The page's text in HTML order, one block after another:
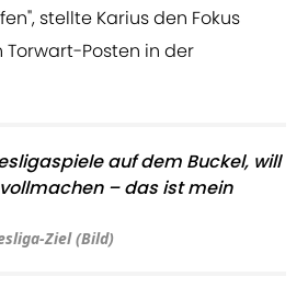
stellte Karius den Fokus
Posten in der
auf dem Buckel, will
– das ist mein
Ziel (Bild)